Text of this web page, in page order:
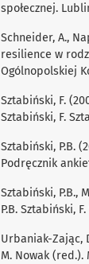
społecznej.
Schneider, A.,
resilience w
Ogólnopolskiej
Sztabiński, F.
Sztabiński, F.
Sztabiński, P.B.
Podręcznik
Sztabiński, P.B.,
P.B. Sztabiński,
Urbaniak-Zając,
M. Nowak